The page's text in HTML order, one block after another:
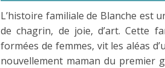
L’histoire familiale de Blanche est
de chagrin, de joie, d’art. Cette
formées de femmes, vit les aléas
nouvellement maman du premier